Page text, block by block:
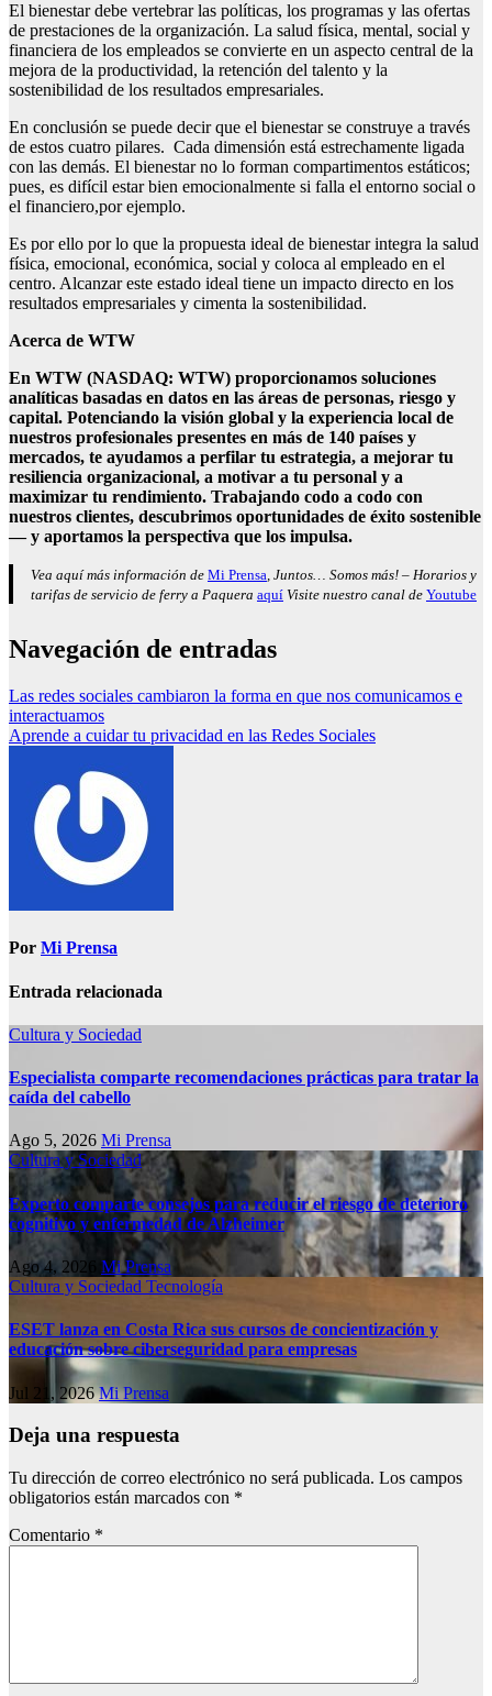
El bienestar debe vertebrar las políticas, los programas y las ofertas
de prestaciones de la organización. La salud física, mental, social y
financiera de los empleados se convierte en un aspecto central de la
mejora de la productividad, la retención del talento y la
sostenibilidad de los resultados empresariales.
En conclusión se puede decir que el bienestar se construye a través
de estos cuatro pilares. Cada dimensión está estrechamente ligada
con las demás. El bienestar no lo forman compartimentos estáticos;
pues, es difícil estar bien emocionalmente si falla el entorno social o
el financiero,por ejemplo.
Es por ello por lo que la propuesta ideal de bienestar integra la salud
física, emocional, económica, social y coloca al empleado en el
centro. Alcanzar este estado ideal tiene un impacto directo en los
resultados empresariales y cimenta la sostenibilidad.
Acerca de WTW
En WTW (NASDAQ: WTW) proporcionamos soluciones
analíticas basadas en datos en las áreas de personas, riesgo y
capital. Potenciando la visión global y la experiencia local de
nuestros profesionales presentes en más de 140 países y
mercados, te ayudamos a perfilar tu estrategia, a mejorar tu
resiliencia organizacional, a motivar a tu personal y a
maximizar tu rendimiento. Trabajando codo a codo con
nuestros clientes, descubrimos oportunidades de éxito sostenible
— y aportamos la perspectiva que los impulsa.
Vea aquí más información de Mi Prensa, Juntos… Somos más! – Horarios y
tarifas de servicio de ferry a Paquera aquí Visite nuestro canal de Youtube
Navegación de entradas
Las redes sociales cambiaron la forma en que nos comunicamos e
interactuamos
Aprende a cuidar tu privacidad en las Redes Sociales
Por Mi Prensa
Entrada relacionada
Cultura y Sociedad
Especialista comparte recomendaciones prácticas para tratar la
caída del cabello
Ago 5, 2026 Mi Prensa
Cultura y Sociedad
Experto comparte consejos para reducir el riesgo de deterioro
cognitivo у enfermedad de Alzheimer
Ago 4, 2026 Mi Prensa
Cultura y Sociedad Tecnología
ESET lanza en Costa Rica sus cursos de concientización y
educación sobre ciberseguridad para empresas
Jul 21, 2026Mi Prensa
Deja una respuesta
Tu dirección de correo electrónico no será publicada. Los campos
obligatorios están marcados con *
Comentario *